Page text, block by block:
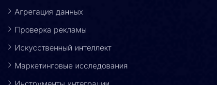
Агрегация данных
Проверка рекламы
Искусственный интеллект
Маркетинговые исследования
Инструменты интеграции